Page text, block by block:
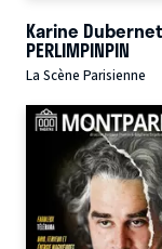
Karine
PERLIMPINPIN
La Scène Parisienne